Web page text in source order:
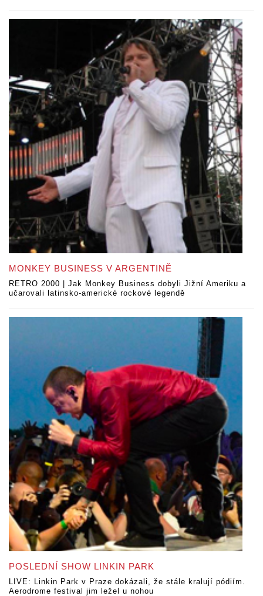
MONKEY BUSINESS V ARGENTINĚ
RETRO 2000 | Jak Monkey Business dobyli Jižní Ameriku a
učarovali latinsko-americké rockové legendě
POSLEDNÍ SHOW LINKIN PARK
LIVE: Linkin Park v Praze dokázali, že stále kralují pódiím.
Aerodrome festival jim ležel u nohou